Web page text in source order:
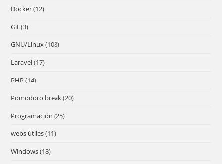
Docker(12)
Git(3)
GNU/Linux(108)
Laravel(17)
PHP (14)
Pomodoro break(20)
Programación (25)
webs útiles(11)
Windows(18)